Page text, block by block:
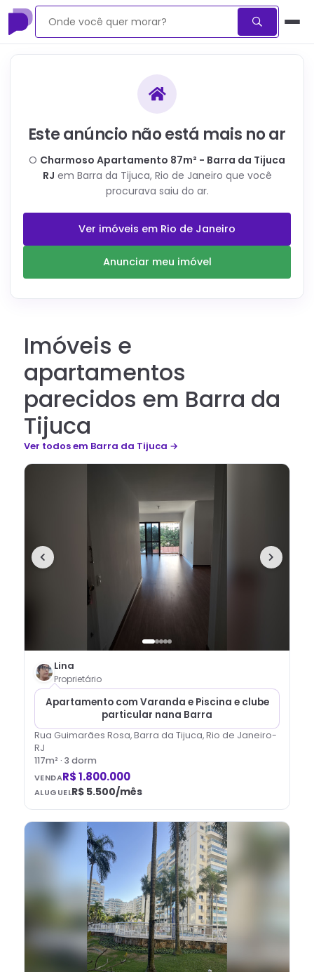
Este anúncio não está mais no ar
O Charmoso Apartamento 87m² - Barra da Tijuca
RJ em Barra da Tijuca, Rio de Janeiro que você
procurava saiu do ar.
Ver imóveis em Rio de Janeiro
Anunciar meu imóvel
Imóveis e
apartamentos
parecidos em Barra da
Tijuca
Ver todosem Barra da Tijuca →
Lina
Proprietário
Apartamento com Varanda e Piscina e clube
particular nana Barra
Rua Guimarães Rosa, Barra da Tijuca, Rio de Janeiro-
RJ
117m² · 3 dorm
VENDAR$ 1.800.000
ALUGUELR$ 5.500/mês